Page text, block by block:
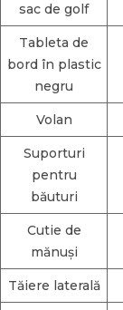
sac de golf
Tableta de
bord în plastic
negru
Volan
Suporturi
pentru
băuturi
Cutie de
mănuși
Tăiere laterală